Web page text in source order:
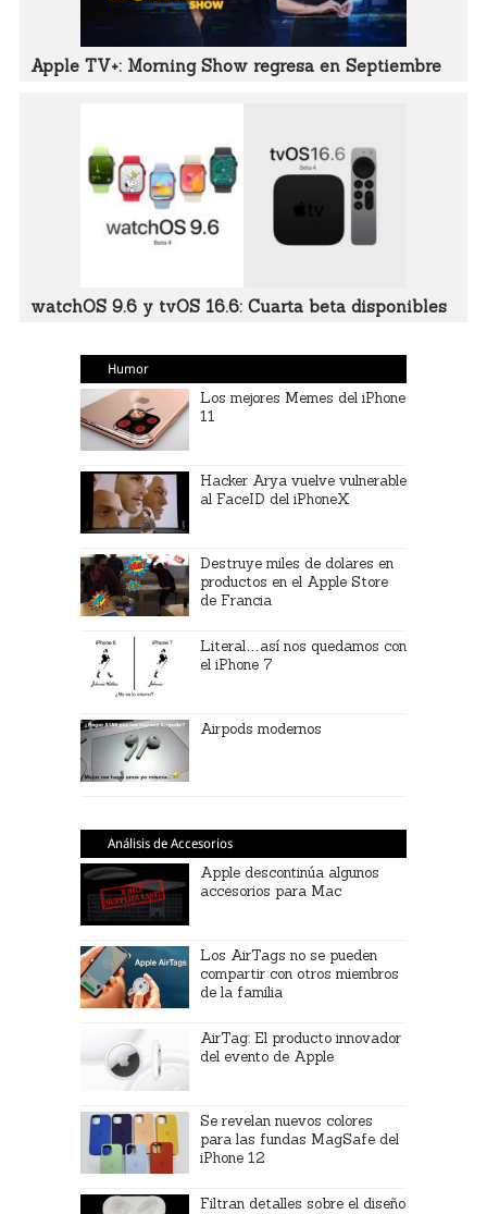
Apple TV+: Morning Show regresa en Septiembre
watchOS 9.6 y tvOS 16.6: Cuarta beta disponibles
Humor
Los mejores Memes del iPhone
11
Hacker Arya vuelve vulnerable
al FaceID del iPhoneX
Destruye miles de dolares en
productos en el Apple Store
de Francia
Literal…así nos quedamos con
el iPhone 7
Airpods modernos
Análisis de Accesorios
Apple descontinúa algunos
accesorios para Mac
Los AirTags no se pueden
compartir con otros miembros
de la familia
AirTag: El producto innovador
del evento de Apple
Se revelan nuevos colores
para las fundas MagSafe del
iPhone 12
Filtran detalles sobre el diseño